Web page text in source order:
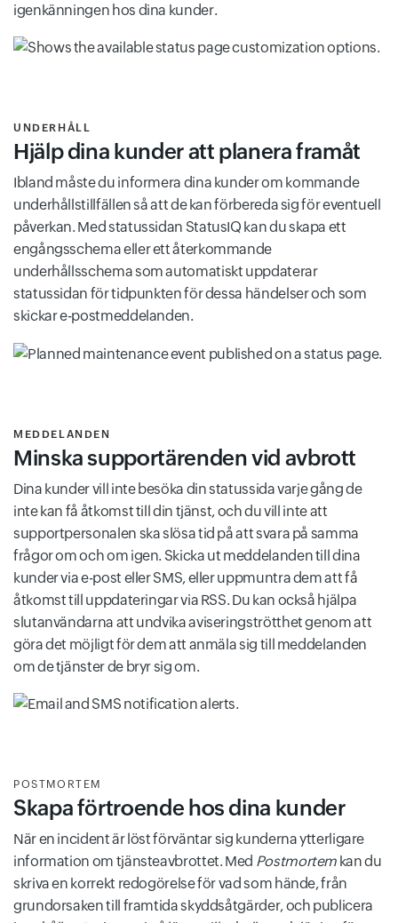
igenkänningen hos dina kunder.
UNDERHÅLL
Hjälp dina kunder att planera framåt
Ibland måste du informera dina kunder om kommande
underhållstillfällen så att de kan förbereda sig för eventuell
påverkan. Med statussidan StatusIQ kan du skapa ett
engångsschema eller ett återkommande
underhållsschema som automatiskt uppdaterar
statussidan för tidpunkten för dessa händelser och som
skickar e-postmeddelanden.
MEDDELANDEN
Minska supportärenden vid avbrott
Dina kunder vill inte besöka din statussida varje gång de
inte kan få åtkomst till din tjänst, och du vill inte att
supportpersonalen ska slösa tid på att svara på samma
frågor om och om igen. Skicka ut meddelanden till dina
kunder via e-post eller SMS, eller uppmuntra dem att få
åtkomst till uppdateringar via RSS. Du kan också hjälpa
slutanvändarna att undvika aviseringströtthet genom att
göra det möjligt för dem att anmäla sig till meddelanden
om de tjänster de bryr sig om.
POSTMORTEM
Skapa förtroende hos dina kunder
När en incident är löst förväntar sig kunderna ytterligare
information om tjänsteavbrottet. Med Postmortem kan du
skriva en korrekt redogörelse för vad som hände, från
grundorsaken till framtida skyddsåtgärder, och publicera